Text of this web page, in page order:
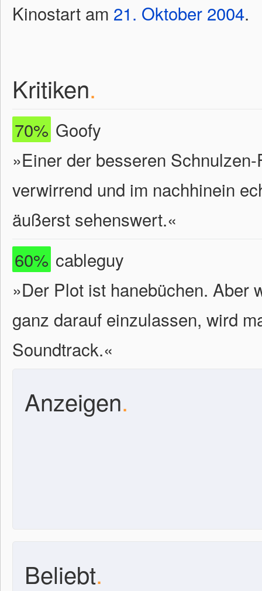
Kinostart am 21. Oktober 2004.
Kritiken.
70% Goofy
»Einer der besseren
verwirrend und im nachhinein
äußerst sehenswert.«
60% cableguy
»Der Plot ist hanebüchen. Aber
ganz darauf einzulassen, wird
Soundtrack.«
Anzeigen.
Beliebt.